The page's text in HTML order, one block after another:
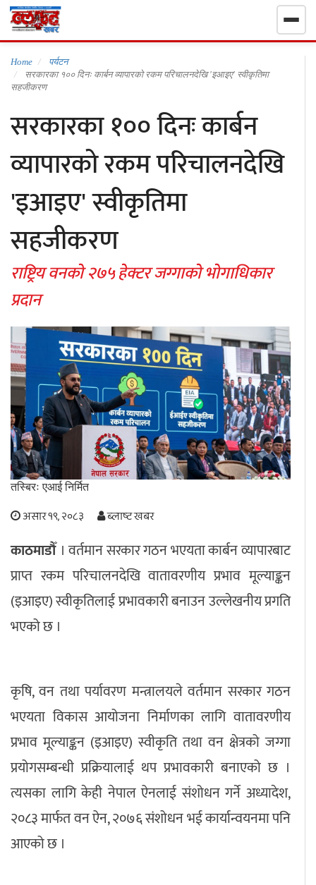
गृहपृष्ठ
खेलकुद
स्वास्थ्य
अपराध
छापा समाचार
थप विभाग
छापा संस्करण अर्थ बिचार सम्पादकीय
विशेष
अन्तर्राष्ट्रिय / प्रवास
अन्तरवार्ता संस्कृति साहित्य
ब्लग/रिभ्यु
Home
पर्यटन
सरकारका १०० दिनः कार्बन व्यापारको रकम परिचालनदेखि 'इआइए' स्वीकृतिमा
सहजीकरण
सरकारका १०० दिनः कार्बन
व्यापारको रकम परिचालनदेखि
'इआइए' स्वीकृतिमा
सहजीकरण
राष्ट्रिय वनको २७५ हेक्टर जग्गाको भोगाधिकार
प्रदान
तस्बिरः एआई निर्मित
असार १९, २०८३ ब्लाष्ट खबर
काठमाडौँ । वर्तमान सरकार गठन भएयता कार्बन व्यापारबाट
प्राप्त रकम परिचालनदेखि वातावरणीय प्रभाव मूल्याङ्कन
(इआइए) स्वीकृतिलाई प्रभावकारी बनाउन उल्लेखनीय प्रगति
भएको छ ।
कृषि, वन तथा पर्यावरण मन्त्रालयले वर्तमान सरकार गठन
भएयता विकास आयोजना निर्माणका लागि वातावरणीय
प्रभाव मूल्याङ्कन (इआइए) स्वीकृति तथा वन क्षेत्रको जग्गा
प्रयोगसम्बन्धी प्रक्रियालाई थप प्रभावकारी बनाएको छ ।
त्यसका लागि केही नेपाल ऐनलाई संशोधन गर्ने अध्यादेश,
२०८३ मार्फत वन ऐन, २०७६ संशोधन भई कार्यान्वयनमा पनि
आएको छ ।